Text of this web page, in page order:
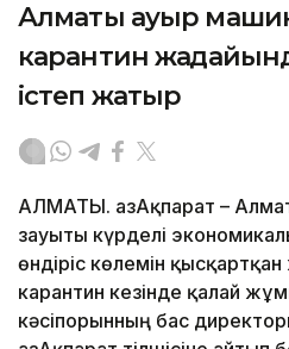
Алматы ауыр
карантин
істеп жатыр
АЛМАТЫ. ҚазАқпарат –
зауыты күрделі
өндіріс көлемін
карантин кезінде қалай
кәсіпорынның бас